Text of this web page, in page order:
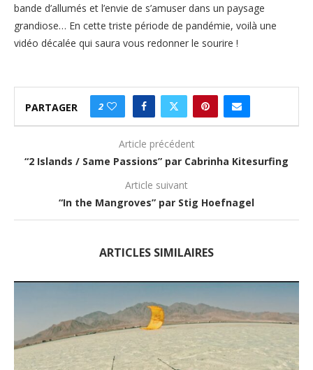
bande d’allumés et l’envie de s’amuser dans un paysage
grandiose… En cette triste période de pandémie, voilà une
vidéo décalée qui saura vous redonner le sourire !
PARTAGER 2
Article précédent
“2 Islands / Same Passions” par Cabrinha Kitesurfing
Article suivant
“In the Mangroves” par Stig Hoefnagel
ARTICLES SIMILAIRES